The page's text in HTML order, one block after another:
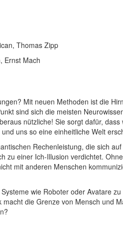
Thomas Zipp
Ernst Mach
Mit neuen Methoden ist die
sind sich die meisten
nützliche! Sie sorgt dafür, dass
uns so eine einheitliche Welt
Rechenleistung, die sich
zu einer Ich-Illusion verdichtet.
mit anderen Menschen
wie Roboter oder Avatare
die Grenze von Mensch und